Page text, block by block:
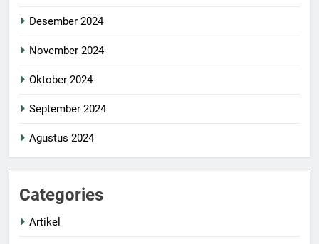
Desember 2024
November 2024
Oktober 2024
September 2024
Agustus 2024
Categories
Artikel